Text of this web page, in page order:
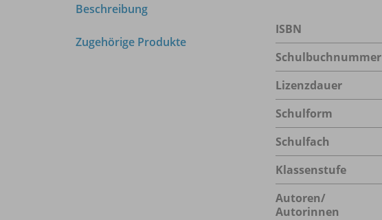
Beschreibung
Zugehörige Produkte
ISBN
Schulbuchnummer
Lizenzdauer
Schulform
Schulfach
Klassenstufe
Autoren/
Autorinnen